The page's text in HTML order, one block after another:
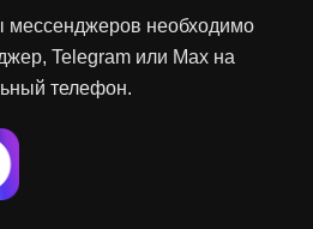
мессенджеров необходимо
Telegram или Max на
телефон.